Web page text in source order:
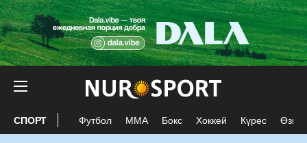
СПОРТ Футбол ММА Бокс Хоккей Күрес Өзге